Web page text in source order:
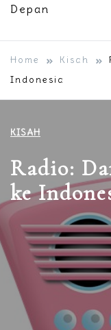
Depan
Home Kisah
Indonesia
KISAH
Radio:
ke